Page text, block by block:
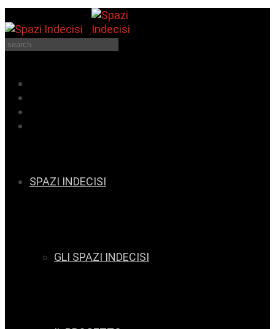
SPAZI INDECISI
GLI SPAZI INDECISI